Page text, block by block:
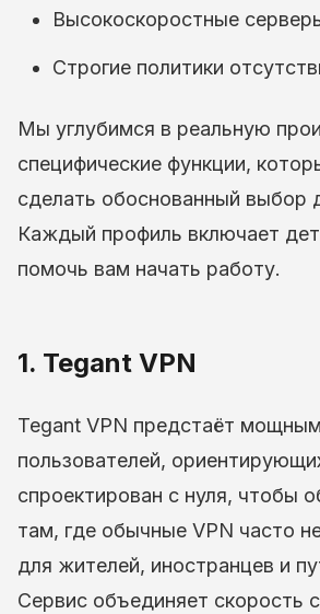
Высокоскоростные
Строгие политики
Мы углубимся в реальную
специфические функции,
сделать обоснованный выбор
Каждый профиль включает
помочь вам начать работу.
1. Tegant VPN
Tegant VPN предстаёт
пользователей,
спроектирован с нуля, чтобы
там, где обычные VPN часто
для жителей, иностранцев и
Сервис объединяет скорость